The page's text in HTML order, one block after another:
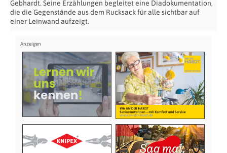
Gebhardt. Seine Erzählungen begleitet eine Diadokumentation,
die die Gegenstände aus dem Rucksack für alle sichtbar auf
einer Leinwand aufzeigt.